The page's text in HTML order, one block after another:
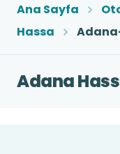
Ana Sayfa
Hassa
Adana